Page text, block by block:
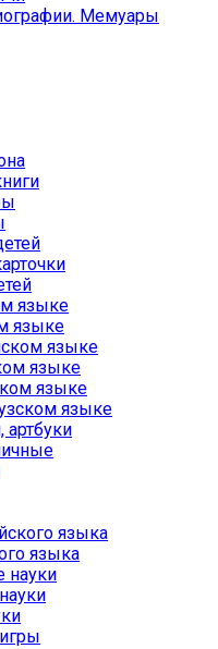
Мемуары
языке
языке
языке
языке
языке
языке
артбуки
языка
языка
науки